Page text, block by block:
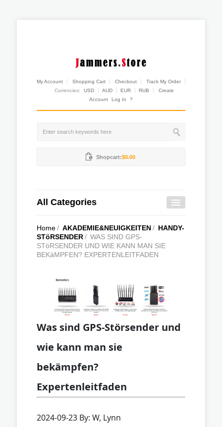
My Account Shopping Cart Checkout
Track My Order
Currencies:
USD AUD EUR RUB
Create
Account
Log In ?
Shopcart:$0.00
All Categories
Home/ AKADEMIE&NEUIGKEITEN/ HANDY-
STöRSENDER/ WAS SIND GPS-
STöRSENDER UND WIE KANN MAN SIE
BEKäMPFEN? EXPERTENLEITFADEN
Was sind GPS-Störsender und
wie kann man sie
bekämpfen?
Expertenleitfaden
2024-09-23 By: W, Lynn